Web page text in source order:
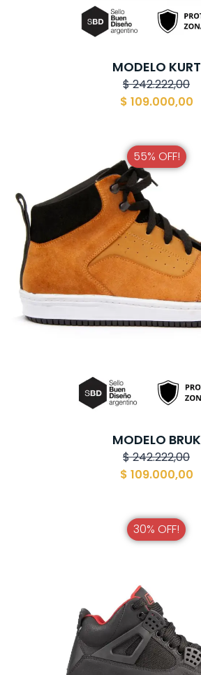
MODELO KURT
$242.222,00
$ 109.000,00
55% OFF!
MODELO BRUK
$242.222,00
$ 109.000,00
30% OFF!